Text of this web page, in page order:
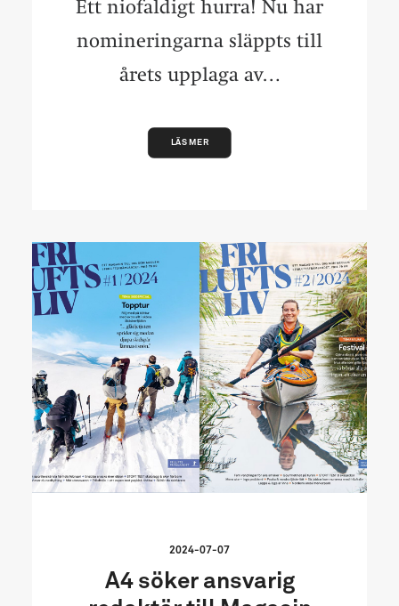
Ett niofaldigt hurra! Nu har
nomineringarna släppts till
årets upplaga av…
LÄS MER
2024-07-07
A4 söker ansvarig